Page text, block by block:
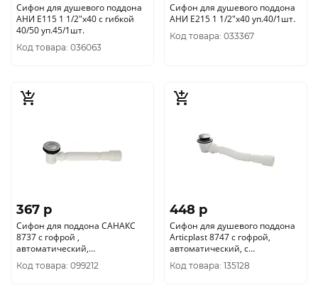
Сифон для душевого поддона
АНИ Е115 1 1/2"х40 с гибкой
40/50 уп.45/1шт.
Код товара: 036063
Сифон для душевого поддона
АНИ Е215 1 1/2"х40 уп.40/1шт.
Код товара: 033367
367 p
Сифон для поддона САНАКС
8737 с гофрой ,
автоматический,
хромированный, пластик АБС
Код товара: 099212
448 p
Сифон для душевого поддона
Articplast 8747 с гофрой,
автоматический, с
хромированной крышкой
Код товара: 135128